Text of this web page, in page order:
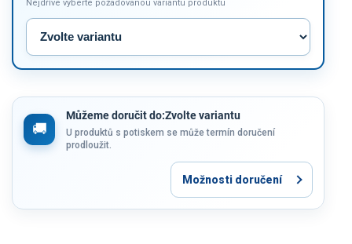
Nejdříve vyberte požadovanou variantu produktu
Můžeme doručit do:Zvolte variantu
U produktů s potiskem se může termín doručení
prodloužit.
Možnosti doručení